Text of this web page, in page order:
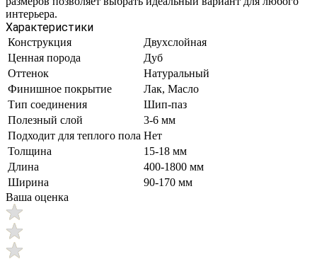
интерьера.
Характеристики
Конструкция
Двухслойная
Ценная порода
Дуб
Оттенок
Натуральный
Финишное покрытие
Лак, Масло
Тип соединения
Шип-паз
Полезный слой
3-6 мм
Подходит для теплого пола Нет
Толщина
15-18 мм
Длина
400-1800 мм
Ширина
90-170 мм
Ваша оценка